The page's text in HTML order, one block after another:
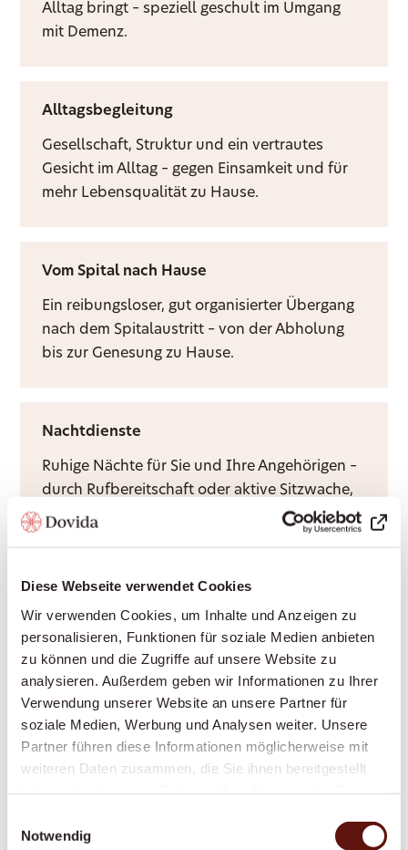
Diese Webseite verwendet Cookies
Wir verwenden Cookies, um Inhalte und Anzeigen zu
personalisieren, Funktionen für soziale Medien anbieten
zu können und die Zugriffe auf unsere Website zu
analysieren. Außerdem geben wir Informationen zu Ihrer
Verwendung unserer Website an unsere Partner für
soziale Medien, Werbung und Analysen weiter. Unsere
Partner führen diese Informationen möglicherweise mit
weiteren Daten zusammen, die Sie ihnen bereitgestellt
Notwendig
Alltag bringt – speziell geschult im Umgang
mit Demenz.
Alltagsbegleitung
Gesellschaft, Struktur und ein vertrautes
Gesicht im Alltag – gegen Einsamkeit und für
mehr Lebensqualität zu Hause.
Vom Spital nach Hause
Ein reibungsloser, gut organisierter Übergang
nach dem Spitalaustritt – von der Abholung
bis zur Genesung zu Hause.
Nachtdienste
Ruhige Nächte für Sie und Ihre Angehörigen –
durch Rufbereitschaft oder aktive Sitzwache,
ganz nach Bedarf.
Grundpflege
Würdevolle Unterstützung bei Körperpflege
und Mobilität, durch Krankenkassen
anerkannt – damit Sie sich sicher und
respektiert fühlen.
Anstellung pflegende Angehörige
finanziell und fachlich ab – mit fairer